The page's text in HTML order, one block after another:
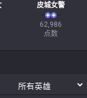
皮城女警
62,986
点数